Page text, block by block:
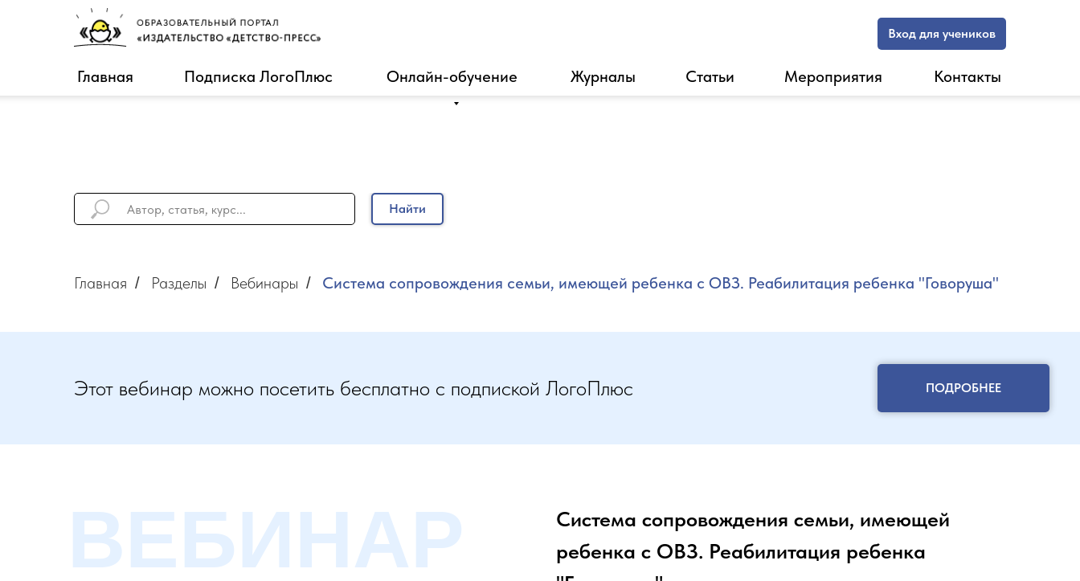
Вход для учеников
Главная Подписка ЛогоПлюс Онлайн-обучение Журналы Статьи Мероприятия Контакты
Найти
Главная / Разделы / Вебинары / Система сопровождения семьи, имеющей ребенка с ОВЗ. Реабилитация ребенка "Говоруша"
Этот вебинар можно посетить бесплатно с подпиской ЛогоПлюс ПОДРОБНЕЕ
ВЕБИНАР
Система сопровождения семьи, имеющей
ребенка с ОВЗ. Реабилитация ребенка